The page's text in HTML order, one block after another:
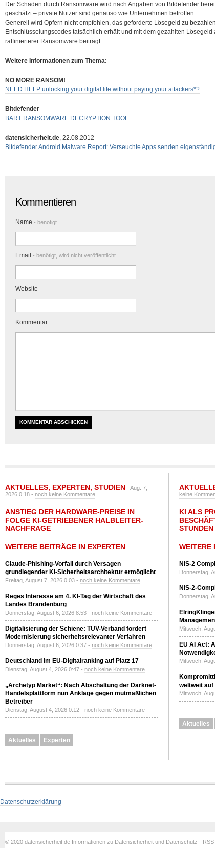
Der Schaden durch Ransomware wird nach Angaben von Bitdefender
geschätzt – private Nutzer sind genauso wie Unternehmen betroffen.
Generell wird Opfern nicht empfohlen, das geforderte Lösegeld zu
Entschlüsselungscodes tatsächlich erhält und mit dem gezahlten
raffinierterer Ransomware beiträgt.
Weitere Informationen zum Thema:
NO MORE RANSOM!
NEED HELP unlocking your digital life without paying your attackers*?
Bitdefender
BART RANSOMWARE DECRYPTION TOOL
datensicherheit.de, 22.08.2012
Bitdefender Android Malware Report: Verseuchte Apps senden
Kommentieren
Name - benötigt
Email - benötigt, wird nicht veröffentlicht.
Website
Kommentar
AKTUELLES, EXPERTEN, STUDIEN - Aug. 7,
2026 0:18 -noch keine Kommentare
ANSTIEG DER HARDWARE-PREISE IN
FOLGE KI-GETRIEBENER HALBLEITER-
NACHFRAGE
WEITERE BEITRÄGE IN EXPERTEN
Claude-Phishing-Vorfall durch Versagen
grundlegender KI-Sicherheitsarchitektur ermöglicht
Freitag, August 7, 2026 0:03 - noch keine Kommentare
Reges Interesse am 4. KI-Tag der Wirtschaft des
Landes Brandenburg
Donnerstag, August 6, 2026 8:53 - noch keine Kommentare
Digitalisierung der Schiene: TÜV-Verband fordert
Modernisierung sicherheitsrelevanter Verfahren
Donnerstag, August 6, 2026 0:37 - noch keine Kommentare
Deutschland im EU-Digitalranking auf Platz 17
Dienstag, August 4, 2026 0:47 - noch keine Kommentare
„Archetyp Market“: Nach Abschaltung der Darknet-
Handelsplattform nun Anklage gegen mutmaßlichen
Betreiber
Dienstag, August 4, 2026 0:12 - noch keine Kommentare
Aktuelles Experten
keine
KI ALS
WEITERE
NIS-2
Donnerstag,
NIS-2-
Donnerstag,
Mittwoch,
EU AI Act:
Mittwoch,
weltweit auf
Mittwoch,
Aktuelles
Datenschutzerklärung
© 2020 datensicherheit.de Informationen zu Datensicherheit und Datenschutz -